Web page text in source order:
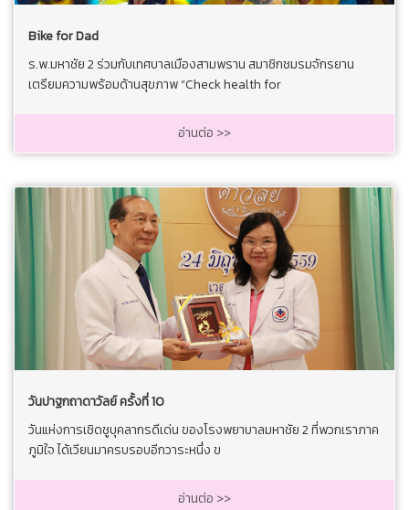
Bike for Dad
ร.พ.มหาชัย 2 ร่วมกับเทศบาลเมืองสามพราน สมาชิกชมรมจักรยาน
เตรียมความพร้อมด้านสุขภาพ “Check health for
อ่านต่อ >>
วันปาฐกถาดาวัลย์ ครั้งที่ 10
วันแห่งการเชิดชูบุคลากรดีเด่น ของโรงพยาบาลมหาชัย 2 ที่พวกเราภาค
ภูมิใจ ได้เวียนมาครบรอบอีกวาระหนึ่ง ข
อ่านต่อ >>